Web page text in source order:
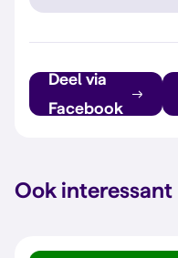
Deel via
Facebook
Ook interessant